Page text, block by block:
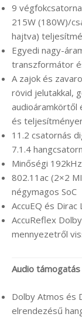
9
215W (180W)/
hajtva)
Egyedi nagy-
transzformátor
A zajok és
rövid jelutakkal,
audioáramkörtől
és
11.2 csatornás
7.1.4
Minőségi
802.11ac (2×2
négymagos SoC
AccuEQ és
AccuReflex
mennyezetről
Audio támogatás
Dolby Atmos és
elrendezésű